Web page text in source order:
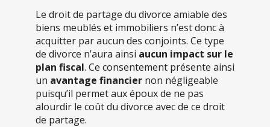
Le droit de partage du divorce amiable des
biens meublés et immobiliers n’est donc à
acquitter par aucun des conjoints. Ce type
de divorce n’aura ainsi aucun impact sur le
plan fiscal. Ce consentement présente ainsi
un avantage financier non négligeable
puisqu’il permet aux époux de ne pas
alourdir le coût du divorce avec de ce droit
de partage.